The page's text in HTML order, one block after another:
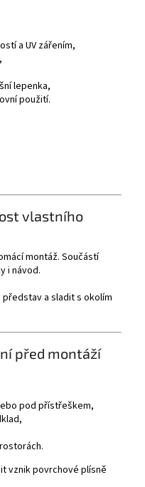
a UV zářením,
lepenka,
použití.
vlastního
montáž. Součástí
i návod.
a sladit s okolím
před montáží
pod přístřeškem,
vznik povrchové plísně